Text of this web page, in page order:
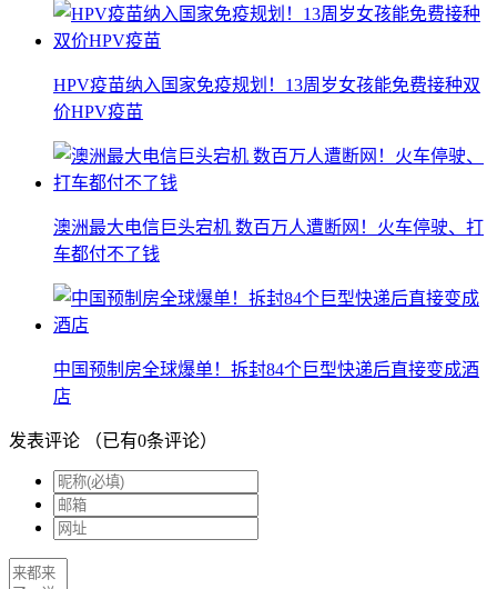
HPV疫苗纳入国家免疫规划！13周岁女孩能免费接种双
价HPV疫苗
澳洲最大电信巨头宕机 数百万人遭断网！火车停驶、打
车都付不了钱
中国预制房全球爆单！拆封84个巨型快递后直接变成酒
店
发表评论 （已有0条评论）